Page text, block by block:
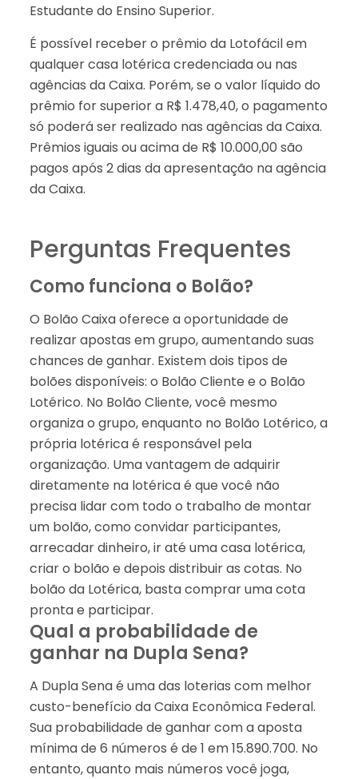
Estudante do Ensino Superior.
É possível receber o prêmio da Lotofácil em
qualquer casa lotérica credenciada ou nas
agências da Caixa. Porém, se o valor líquido do
prêmio for superior a R$ 1.478,40, o pagamento
só poderá ser realizado nas agências da Caixa.
Prêmios iguais ou acima de R$ 10.000,00 são
pagos após 2 dias da apresentação na agência
da Caixa.
Perguntas Frequentes
Como funciona o Bolão?
O Bolão Caixa oferece a oportunidade de
realizar apostas em grupo, aumentando suas
chances de ganhar. Existem dois tipos de
bolões disponíveis: o Bolão Cliente e o Bolão
Lotérico. No Bolão Cliente, você mesmo
organiza o grupo, enquanto no Bolão Lotérico, a
própria lotérica é responsável pela
organização. Uma vantagem de adquirir
diretamente na lotérica é que você não
precisa lidar com todo o trabalho de montar
um bolão, como convidar participantes,
arrecadar dinheiro, ir até uma casa lotérica,
criar o bolão e depois distribuir as cotas. No
bolão da Lotérica, basta comprar uma cota
pronta e participar.
Qual a probabilidade de
ganhar na Dupla Sena?
A Dupla Sena é uma das loterias com melhor
custo-benefício da Caixa Econômica Federal.
Sua probabilidade de ganhar com a aposta
mínima de 6 números é de 1 em 15.890.700. No
entanto, quanto mais números você joga,